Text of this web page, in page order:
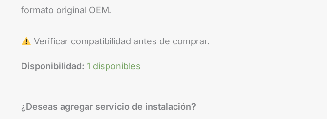
formato original OEM.
Verificar compatibilidad antes de comprar.
Disponibilidad: 1 disponibles
¿Deseas agregar servicio de instalación?